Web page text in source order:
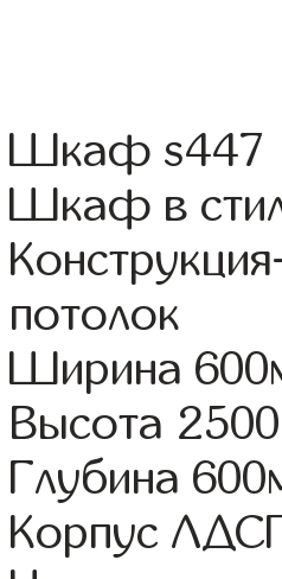
Шкаф s447
Шкаф в
потолок
Ширина
Высота
Глубина
Корпус